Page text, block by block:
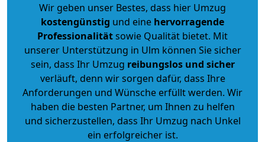
Wir geben unser Bestes, dass hier Umzug
kostengünstig und eine hervorragende
Professionalitätsowie Qualität bietet. Mit
unserer Unterstützung in Ulm können Sie sicher
sein, dass Ihr Umzug reibungslos und sicher
verläuft, denn wir sorgen dafür, dass Ihre
Anforderungen und Wünsche erfüllt werden. Wir
haben die besten Partner, um Ihnen zu helfen
und sicherzustellen, dass Ihr Umzug nach Unkel
ein erfolgreicher ist.